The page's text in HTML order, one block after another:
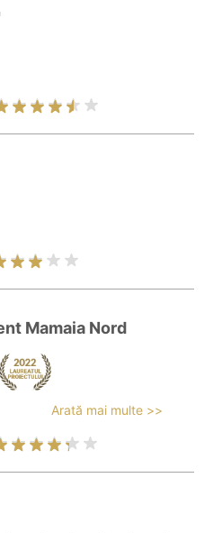
Mamaia Nord
Arată mai multe >>